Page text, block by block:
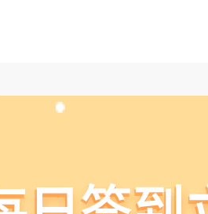
!= true) { return true; } }